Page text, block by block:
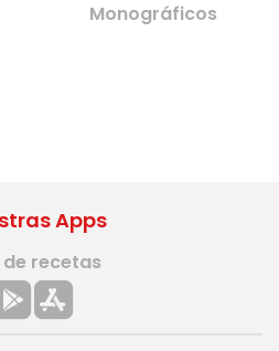
Monográficos
Apps
recetas